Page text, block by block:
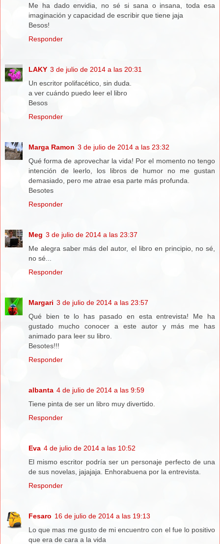
Me ha dado envidia, no sé si sana o insana, toda esa
imaginación y capacidad de escribir que tiene jaja
Besos!
Responder
LAKY 3 de julio de 2014 a las 20:31
Un escritor polifacético, sin duda.
a ver cuándo puedo leer el libro
Besos
Responder
Marga Ramon 3 de julio de 2014 a las 23:32
Qué forma de aprovechar la vida! Por el momento no tengo
intención de leerlo, los libros de humor no me gustan
demasiado, pero me atrae esa parte más profunda.
Besotes
Responder
Meg 3 de julio de 2014 a las 23:37
Me alegra saber más del autor, el libro en principio, no sé,
no sé...
Responder
Margari 3 de julio de 2014 a las 23:57
Qué bien te lo has pasado en esta entrevista! Me ha
gustado mucho conocer a este autor y más me has
animado para leer su libro.
Besotes!!!
Responder
albanta 4 de julio de 2014 a las 9:59
Tiene pinta de ser un libro muy divertido.
Responder
Eva 4 de julio de 2014 a las 10:52
El mismo escritor podría ser un personaje perfecto de una
de sus novelas, jajajaja. Enhorabuena por la entrevista.
Responder
Fesaro 16 de julio de 2014 a las 19:13
Lo que mas me gusto de mi encuentro con el fue lo positivo
que era de cara a la vida